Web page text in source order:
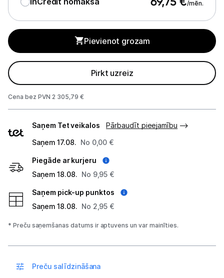
Monitoru stiprinājumi
Spēļu konsoles un piederumi
Projektori un ekrāni
Tīkla iekārtas
Telefoni, planšetdatori
Sadzīves tehnika
Skaistumkopšana
Sports un atpūta
/mēn.
Pievienot grozam
Pirkt uzreiz
Cena bez PVN 2 305,79 €
veidi
Saņem Tet veikalos
Pārbaudīt pieejamību
Saņem 17.08. No 0,00 €
Piegāde ar kurjeru
Saņem 18.08. No 9,95 €
Saņem pick-up punktos
Saņem 18.08. No 2,95 €
* Preču saņemšanas datums ir aptuvens un var mainīties.
Preču salīdzināšana